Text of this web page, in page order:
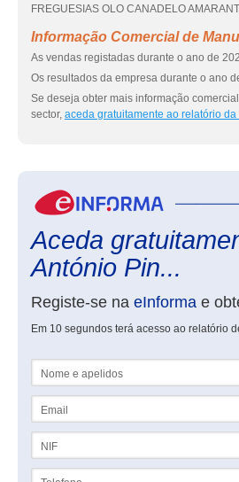
FREGUESIAS OLO CANADELO
Informação Comercial de
As vendas registadas durante o ano de
Os resultados da empresa durante o ano
Se deseja obter mais informação
sector, aceda gratuitamente ao relatório da
Aceda
António Pin...
Registe-se na eInforma e
Em 10 segundos terá acesso ao relatório